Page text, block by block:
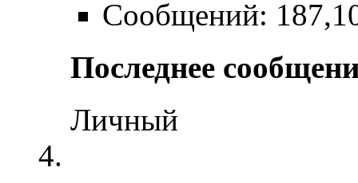
Сообщений:
Последнее
Личный